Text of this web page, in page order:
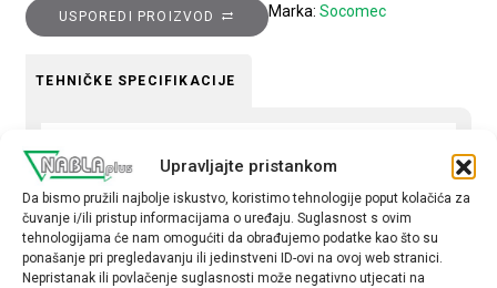
Upravljajte pristankom
Da bismo pružili najbolje iskustvo, koristimo tehnologije poput kolačića za
čuvanje i/ili pristup informacijama o uređaju. Suglasnost s ovim
tehnologijama će nam omogućiti da obrađujemo podatke kao što su
ponašanje pri pregledavanju ili jedinstveni ID-ovi na ovoj web stranici.
Nepristanak ili povlačenje suglasnosti može negativno utjecati na
USPOREDI PROIZVOD Marka: Socomec
TEHNIČKE SPECIFIKACIJE
16-100A